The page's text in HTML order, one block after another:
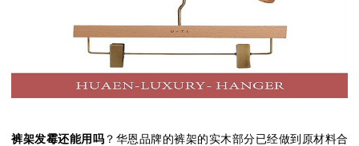
裤架发霉还能用吗 ？华恩品牌的裤架的实木部分已经做到原材料合